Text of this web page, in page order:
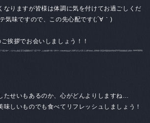
なりますが皆様は体調に気を付けてお過ごしくだ
気味ですので、この先心配です(;´∀｀)
挨拶でお会いしましょう！！
たせいもあるのか、心がどんよりしますね…
味しいものでも食べてリフレッシュしましょう！